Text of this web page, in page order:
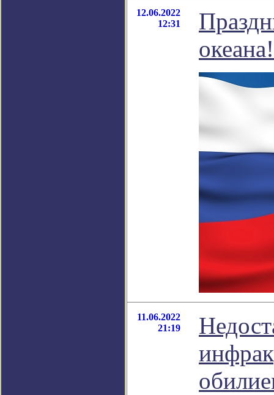
12.06.2022
12:31
океана!
11.06.2022
21:19